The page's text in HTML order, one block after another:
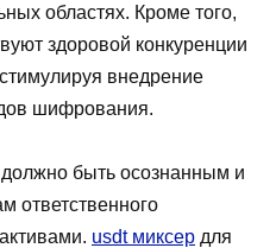
областях. Кроме того,
здоровой конкуренции
внедрение
шифрования.
быть осознанным и
ответственного
usdt миксер для